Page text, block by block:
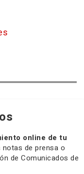
online de tu
de prensa o
de Comunicados de